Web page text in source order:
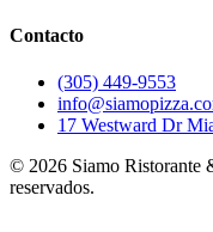
Contacto
(305) 449-9553
17 Westward Dr
© 2026 Siamo Ristorante
reservados.